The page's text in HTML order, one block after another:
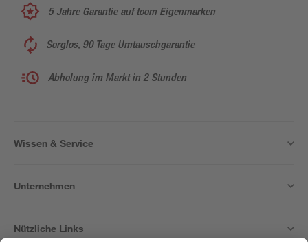
5 Jahre Garantie auf toom Eigenmarken
Sorglos, 90 Tage Umtauschgarantie
Abholung im Markt in 2 Stunden
Wissen & Service
Unternehmen
Nützliche Links